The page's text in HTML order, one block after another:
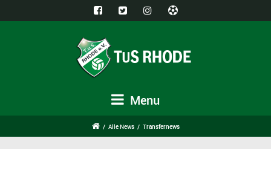
Menu
/ Alle News / Transfernews